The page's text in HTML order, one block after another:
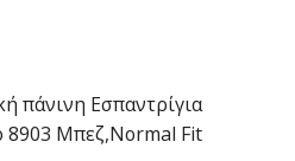
πάνινη Εσπαντρίγια
8903 Μπεζ,Normal Fit